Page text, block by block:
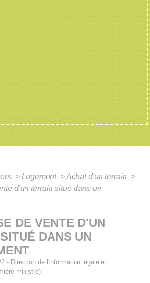
> Logement >Achat d'un terrain >
d'un terrain situé dans un
DE VENTE D'UN
DANS UN
- Direction de l'information légale et
ministre)